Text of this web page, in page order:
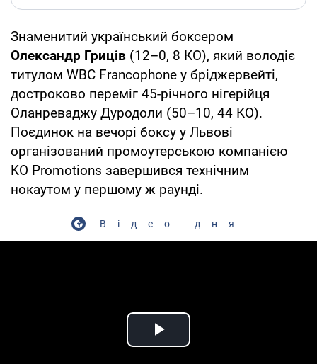
Знаменитий український боксером
Олександр Гриців (12–0, 8 КО), який володіє
титулом WBC Francophone у бріджервейті,
достроково переміг 45-річного нігерійця
Оланреваджу Дуродоли (50–10, 44 КО).
Поєдинок на вечорі боксу у Львові
організований промоутерською компанією
KO Promotions завершився технічним
нокаутом у першому ж раунді.
Відео дня
Play Video